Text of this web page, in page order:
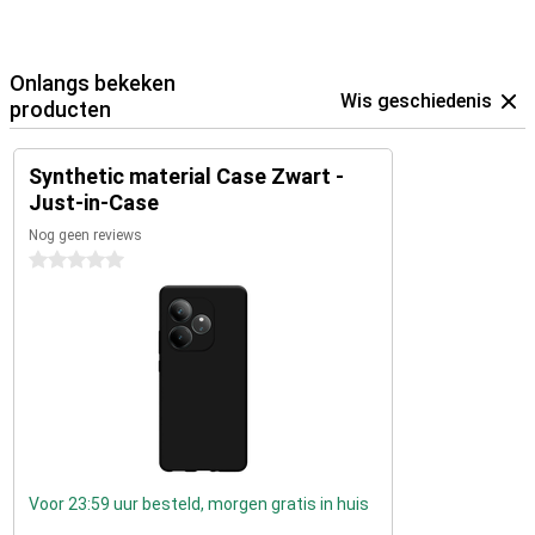
Onlangs bekeken
producten
Wis geschiedenis
Synthetic material Case Zwart -
Just-in-Case
Nog geen reviews
0 sterren
Voor 23:59 uur besteld, morgen gratis in huis